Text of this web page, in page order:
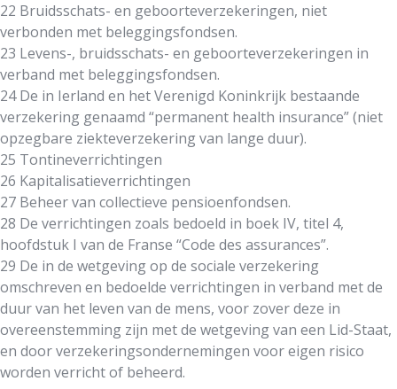
22 Bruidsschats- en geboorteverzekeringen, niet
verbonden met beleggingsfondsen.
23 Levens-, bruidsschats- en geboorteverzekeringen in
verband met beleggingsfondsen.
24 De in Ierland en het Verenigd Koninkrijk bestaande
verzekering genaamd “permanent health insurance” (niet
opzegbare ziekteverzekering van lange duur).
25 Tontineverrichtingen
26 Kapitalisatieverrichtingen
27 Beheer van collectieve pensioenfondsen.
28 De verrichtingen zoals bedoeld in boek IV, titel 4,
hoofdstuk I van de Franse “Code des assurances”.
29 De in de wetgeving op de sociale verzekering
omschreven en bedoelde verrichtingen in verband met de
duur van het leven van de mens, voor zover deze in
overeenstemming zijn met de wetgeving van een Lid-Staat,
en door verzekeringsondernemingen voor eigen risico
worden verricht of beheerd.